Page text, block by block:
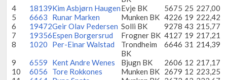
4
18139Kim Asbjørn HaugenEvje BK 5675 25 227,00
5
6663 Runar Marken Munken BK 4226 19 222,42
6
19472Geir Olav Pedersen Solli BK 9278 43 215,77
7
19356Espen Borgersrud Frogner BK 4127 19 217,21
8
1020 Per-Einar Walstad
Trondheim
BK
6646 31 214,39
9
6559 Kent Andre Wenes Bjugn BK 2606 12 217,17
10
6056 Tore Rokkones Munken BK 2679 12 223,25